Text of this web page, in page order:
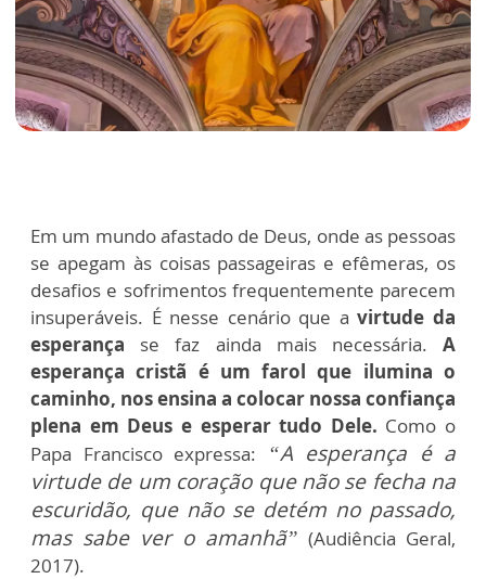
Em um mundo afastado de Deus, onde as pessoas
se apegam às coisas passageiras e efêmeras, os
desafios e sofrimentos frequentemente parecem
insuperáveis. É nesse cenário que avirtude da
esperança se faz ainda mais necessária. A
esperança cristã é um farol que ilumina o
caminho, nos ensina a colocar nossa confiança
plena em Deus e esperar tudo Dele. Como o
Papa Francisco expressa:
“A esperança é a
virtude de um coração que não se fecha na
escuridão, que não se detém no passado,
mas sabe ver o amanhã” (Audiência Geral,
2017).